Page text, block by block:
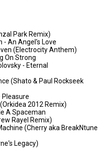
Park Remix)
- An Angel's Love
(Electrocity Anthem)
On Strong
- Eternal
(Shato & Paul Rockseek
Pleasure
2012 Remix)
A Spaceman
Rayel Remix)
(Cherry aka BreakNtune
Legacy)